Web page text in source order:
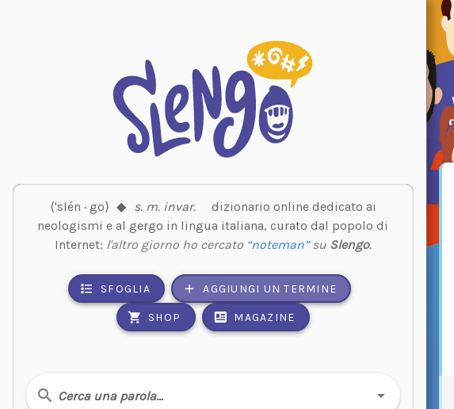
⟨'slén · go⟩ ◆ s. m. invar.
dizionario online dedicato ai
neologismi e al gergo in lingua italiana, curato dal popolo di
Internet: l'altro giorno ho cercato “noteman”su Slengo.
SFOGLIA AGGIUNGI UN TERMINE
SHOP MAGAZINE
Cerca una parola…